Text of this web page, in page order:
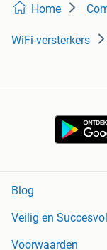
Home
WiFi-versterkers
Blog
Veilig en Succesvol
Voorwaarden